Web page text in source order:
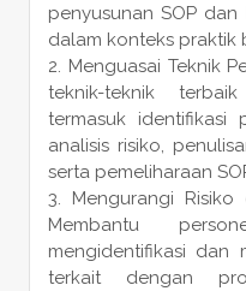
penyusunan SOP
dalam konteks praktik
Menguasai Teknik
teknik-teknik
termasuk identifikasi
analisis risiko,
serta pemeliharaan
Mengurangi Risiko
Membantu
mengidentifikasi dan
terkait dengan